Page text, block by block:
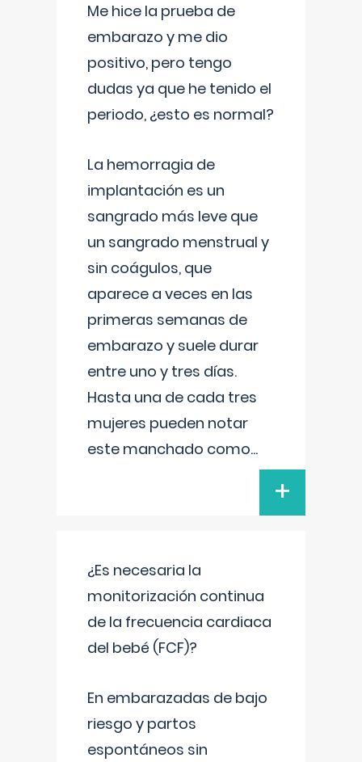
Me hice la prueba de
embarazo y me dio
positivo, pero tengo
dudas ya que he tenido el
periodo, ¿esto es normal?
La hemorragia de
implantación es un
sangrado más leve que
un sangrado menstrual y
sin coágulos, que
aparece a veces en las
primeras semanas de
embarazo y suele durar
entre uno y tres días.
Hasta una de cada tres
mujeres pueden notar
este manchado como...
+
¿Es necesaria la
monitorización continua
de la frecuencia cardiaca
del bebé (FCF)?
En embarazadas de bajo
riesgo y partos
espontáneos sin